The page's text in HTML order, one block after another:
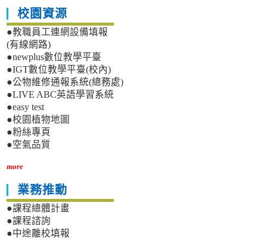
校園資源
●教職員工連網設備填報
(有線網路)
●newplus數位教學平臺
●IGT數位教學平臺(校內)
●公物維修通報系統(總務處)
●LIVE ABC英語學習系統
●easy test
●校園植物地圖
●粉絲專頁
●空氣品質
more
業務推動
●課程總體計畫
●課程諮詢
●中途離校填報